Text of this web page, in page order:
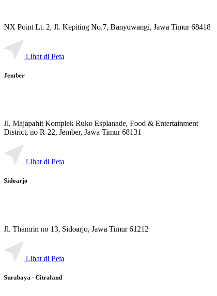
NX Point Lt. 2, Jl. Kepiting No.7, Banyuwangi, Jawa Timur 68418
Lihat di Peta
Jember
Jl. Majapahit Komplek Ruko Esplanade, Food & Entertainment
District, no R-22, Jember, Jawa Timur 68131
Lihat di Peta
Sidoarjo
Jl. Thamrin no 13, Sidoarjo, Jawa Timur 61212
Lihat di Peta
Surabaya - Citraland